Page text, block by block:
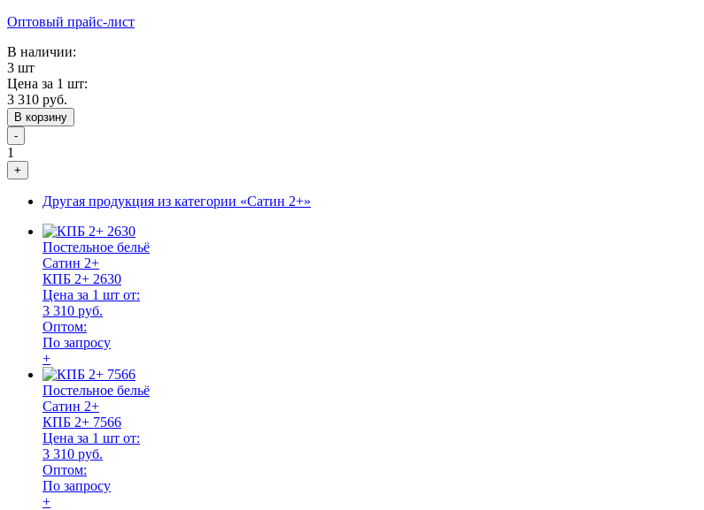
Оптовый прайс-лист
В наличии:
3 шт
Цена за 1 шт:
3 310 руб.
В корзину
-
1
+
Другая продукция из категории «Сатин 2+»
Постельное бельё
Сатин 2+
КПБ 2+ 2630
Цена за 1 шт от:
3 310 руб.
Оптом:
По запросу
+
Постельное бельё
Сатин 2+
КПБ 2+ 7566
Цена за 1 шт от:
3 310 руб.
Оптом:
По запросу
+